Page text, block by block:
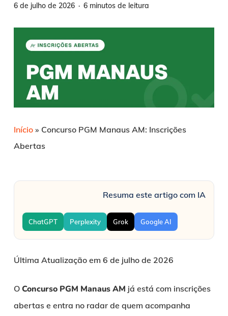
6 de julho de 2026 6 minutos de leitura
Início» Concurso PGM Manaus AM: Inscrições
Abertas
Resuma este artigo com IA
ChatGPT Perplexity Grok Google AI
Última Atualização em 6 de julho de 2026
O Concurso PGM Manaus AM já está com inscrições
abertas e entra no radar de quem acompanha